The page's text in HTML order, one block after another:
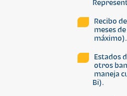
Recibo
meses
máximo).
Estados
otros
maneja
Bi).